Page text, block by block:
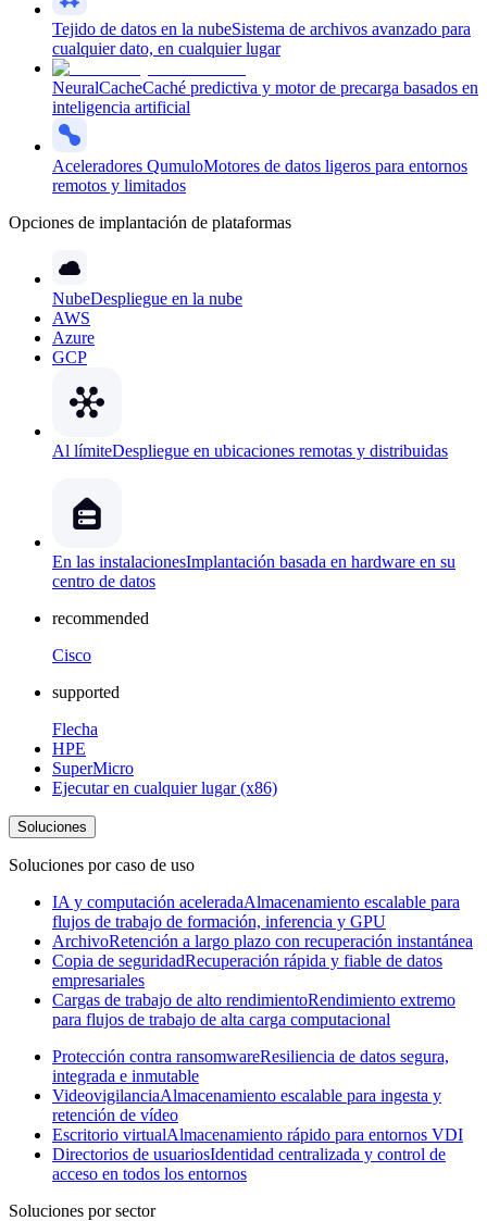
Tejido de datos en la nubeSistema de archivos avanzado para
cualquier dato, en cualquier lugar
NeuralCacheCaché predictiva y motor de precarga basados en
inteligencia artificial
Aceleradores QumuloMotores de datos ligeros para entornos
remotos y limitados
Opciones de implantación de plataformas
NubeDespliegue en la nube
AWS
Azure
GCP
Al límiteDespliegue en ubicaciones remotas y distribuidas
En las instalacionesImplantación basada en hardware en su
centro de datos
recommended
Cisco
supported
Flecha
HPE
SuperMicro
Ejecutar en cualquier lugar (x86)
Soluciones
Soluciones por caso de uso
IA y computación aceleradaAlmacenamiento escalable para
flujos de trabajo de formación, inferencia y GPU
ArchivoRetención a largo plazo con recuperación instantánea
Copia de seguridadRecuperación rápida y fiable de datos
empresariales
Cargas de trabajo de alto rendimientoRendimiento extremo
para flujos de trabajo de alta carga computacional
Protección contra ransomwareResiliencia de datos segura,
integrada e inmutable
VideovigilanciaAlmacenamiento escalable para ingesta y
retención de vídeo
Escritorio virtualAlmacenamiento rápido para entornos VDI
Directorios de usuariosIdentidad centralizada y control de
acceso en todos los entornos
Soluciones por sector